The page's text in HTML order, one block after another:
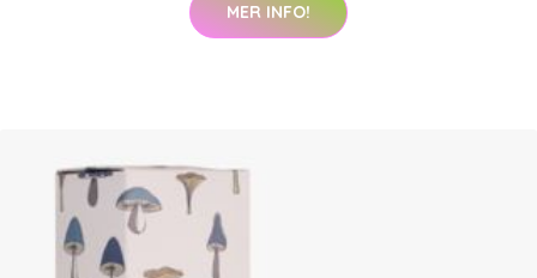
MER INFO!